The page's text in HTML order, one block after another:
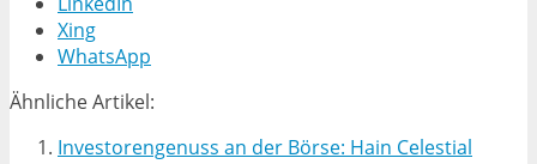
Xing
WhatsApp
Ähnliche Artikel:
Investorengenuss an der Börse: Hain Celestial